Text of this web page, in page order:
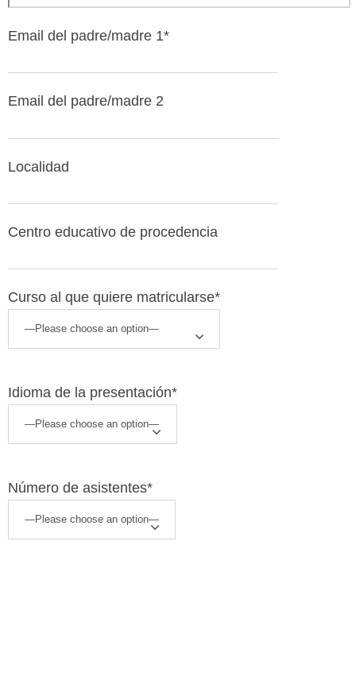
Email del padre/madre 1*
Email del padre/madre 2
Localidad
Centro educativo de procedencia
Curso al que quiere matricularse*
Idioma de la presentación*
Número de asistentes*